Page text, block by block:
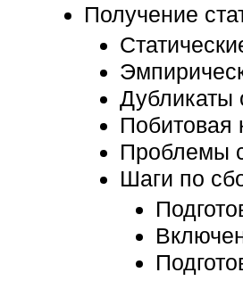
Получение
Дубликаты
Побитовая
Проблемы
Шаги по